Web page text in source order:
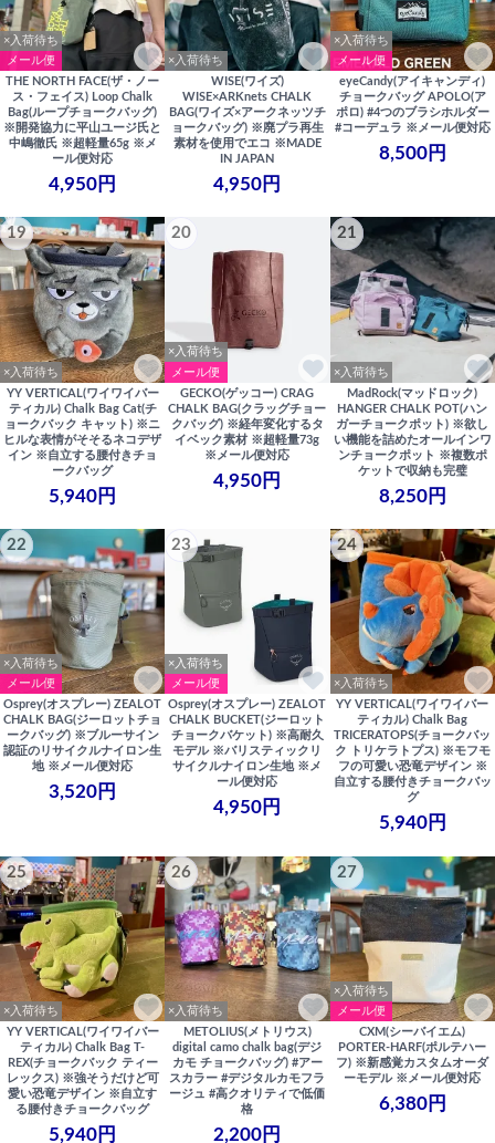
×入荷待ち
メール便
THE NORTH FACE(ザ・ノー
ス・フェイス) Loop Chalk
Bag(ループチョークバッグ)
※開発協力に平山ユージ氏と
中嶋徹氏 ※超軽量65g ※メ
ール便対応
4,950円
×入荷待ち
WISE(ワイズ)
WISE×ARKnets CHALK
BAG(ワイズ×アークネッツチ
ョークバッグ) ※廃プラ再生
素材を使用でエコ ※MADE
IN JAPAN
4,950円
×入荷待ち
メール便
eyeCandy(アイキャンディ)
チョークバッグ APOLO(ア
ポロ) #4つのブラシホルダー
#コーデュラ ※メール便対応
8,500円
19
×入荷待ち
YY VERTICAL(ワイワイバー
ティカル) Chalk Bag Cat(チ
ョークバック キャット) ※ニ
ヒルな表情がそそるネコデザ
イン ※自立する腰付きチョ
ークバッグ
5,940円
20
×入荷待ち
メール便
GECKO(ゲッコー) CRAG
CHALK BAG(クラッグチョー
クバッグ) ※経年変化するタ
イベック素材 ※超軽量73g
※メール便対応
4,950円
21
×入荷待ち
MadRock(マッドロック)
HANGER CHALK POT(ハン
ガーチョークポット) ※欲し
い機能を詰めたオールインワ
ンチョークポット ※複数ポ
ケットで収納も完璧
8,250円
22
×入荷待ち
メール便
Osprey(オスプレー) ZEALOT
CHALK BAG(ジーロットチョ
ークバッグ) ※ブルーサイン
認証のリサイクルナイロン生
地 ※メール便対応
3,520円
23
×入荷待ち
メール便
Osprey(オスプレー) ZEALOT
CHALK BUCKET(ジーロット
チョークバケット) ※高耐久
モデル ※バリスティックリ
サイクルナイロン生地 ※メ
ール便対応
4,950円
24
×入荷待ち
YY VERTICAL(ワイワイバー
ティカル) Chalk Bag
TRICERATOPS(チョークバッ
ク トリケラトプス) ※モフモ
フの可愛い恐竜デザイン ※
自立する腰付きチョークバッ
グ
5,940円
25
×入荷待ち
YY VERTICAL(ワイワイバー
ティカル) Chalk Bag T-
REX(チョークバック ティー
レックス) ※強そうだけど可
愛い恐竜デザイン ※自立す
る腰付きチョークバッグ
5,940円
26
×入荷待ち
METOLIUS(メトリウス)
digital camo chalk bag(デジ
カモ チョークバッグ) #アー
スカラー #デジタルカモフラ
ージュ #高クオリティで低価
格
2,200円
27
×入荷待ち
メール便
CXM(シーバイエム)
PORTER-HARF(ポルテハー
フ) ※新感覚カスタムオーダ
ーモデル ※メール便対応
6,380円